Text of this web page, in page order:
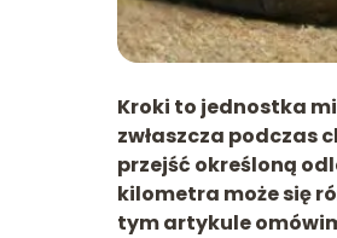
Kroki to jednostka
zwłaszcza podczas
przejść określoną
kilometra może się
tym artykule